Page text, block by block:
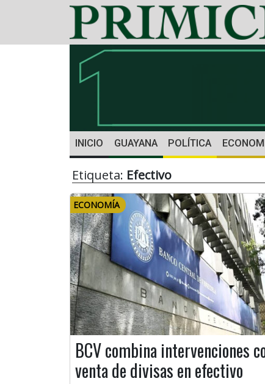
INICIO GUAYANA POLÍTICA
Etiqueta: Efectivo
ECONOMÍA
BCV combina intervenciones
venta de divisas en efectivo